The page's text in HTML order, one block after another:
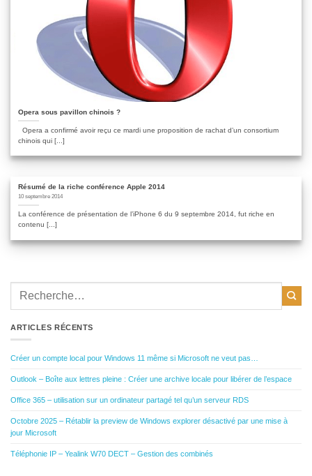
Opera sous pavillon chinois ?
Opera a confirmé avoir reçu ce mardi une proposition de rachat d’un consortium
chinois qui [...]
Résumé de la riche conférence Apple 2014
10 septembre 2014
La conférence de présentation de l’iPhone 6 du 9 septembre 2014, fut riche en
contenu [...]
ARTICLES RÉCENTS
Créer un compte local pour Windows 11 même si Microsoft ne veut pas…
Outlook – Boîte aux lettres pleine : Créer une archive locale pour libérer de l’espace
Office 365 – utilisation sur un ordinateur partagé tel qu’un serveur RDS
Octobre 2025 – Rétablir la preview de Windows explorer désactivé par une mise à
jour Microsoft
Téléphonie IP – Yealink W70 DECT – Gestion des combinés